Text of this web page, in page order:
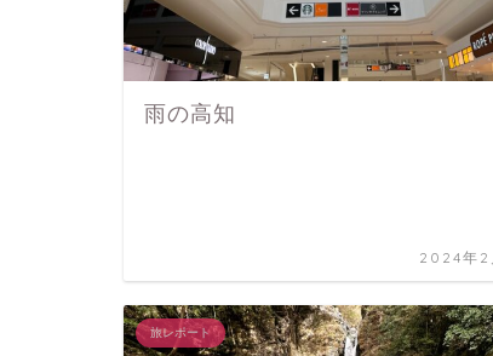
雨の高知
2024年2
旅レポート